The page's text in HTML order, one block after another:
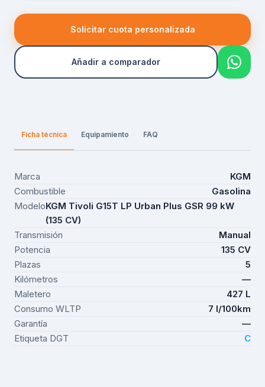
Solicitar cuota personalizada
Añadir a comparador
Ficha técnica Equipamiento FAQ
Marca
KGM
Combustible
Gasolina
ModeloKGM Tivoli G15T LP Urban Plus GSR 99 kW
(135 CV)
Transmisión
Manual
Potencia
135 CV
Plazas
5
Kilómetros
—
Maletero
427 L
Consumo WLTP
7 l/100km
Garantía
—
Etiqueta DGT
C